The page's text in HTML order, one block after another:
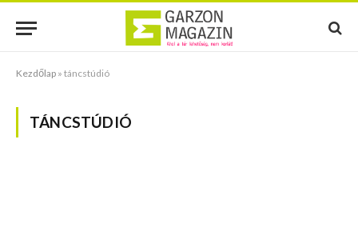
Kezdőlap » táncstúdió
TÁNCSTÚDIÓ